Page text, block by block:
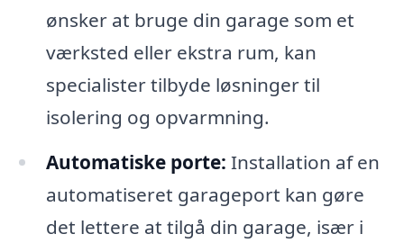
ønsker at bruge din garage som et
værksted eller ekstra rum, kan
specialister tilbyde løsninger til
isolering og opvarmning.
Automatiske porte: Installation af en
automatiseret garageport kan gøre
det lettere at tilgå din garage, især i